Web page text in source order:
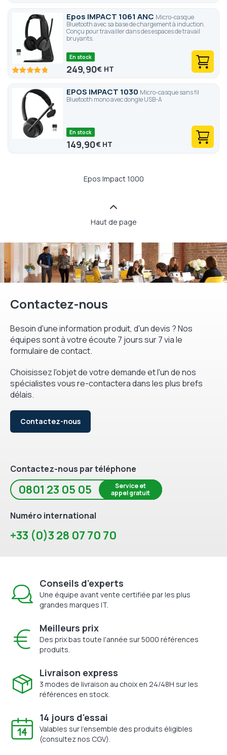
Epos IMPACT 1061 ANC Micro-casque
Bluetooth avec sa base de chargement à induction.
Conçu pour travailler dans des espaces de travail
bruyants.
95.6100
En stock
249,90€
EPOS IMPACT 1030 Micro-casque sans fil
Bluetooth mono avec dongle USB-A
En stock
149,90€
Epos Impact 1000
Haut de page
Contactez-nous
Besoin d'une information produit, d'un devis ? Nos
équipes sont à votre écoute 7 jours sur 7 via le
formulaire de contact.
Choisissez l'objet de votre demande et l'un de nos
spécialistes vous re-contactera dans les plus brefs
délais.
Contactez-nous
Contactez-nous par téléphone
0801 23 05 05
Service et
appel gratuit
Numéro international
+33 (0)3 28 07 70 70
Conseils d'experts
Une équipe avant vente certifiée par les plus
grandes marques IT.
Meilleurs prix
Des prix bas toute l'année sur 5000 références
produits.
Livraison express
3 modes de livraison au choix en 24/48H sur les
références en stock.
14 jours d'essai
Valables sur l'ensemble des produits éligibles
(consultez nos CGV).